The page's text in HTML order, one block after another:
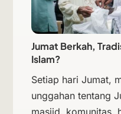
Jumat Berkah,
Islam?
Setiap hari Jumat,
unggahan tentang
masjid, komunitas,